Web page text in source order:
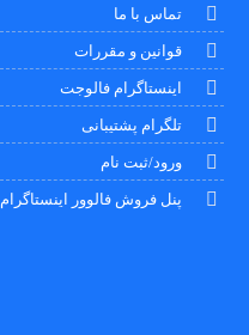
تماس با ما
قوانین و مقررات
اینستاگرام فالوجت
تلگرام پشتیبانی
ورود/ثبت نام
پنل فروش فالوور اینستاگرام